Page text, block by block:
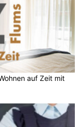
auf Zeit mit